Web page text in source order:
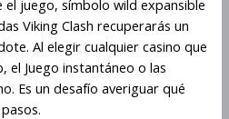
juego, símbolo wild expansible
Viking Clash recuperarás un
Al elegir cualquier casino que
el Juego instantáneo o las
Es un desafío averiguar qué